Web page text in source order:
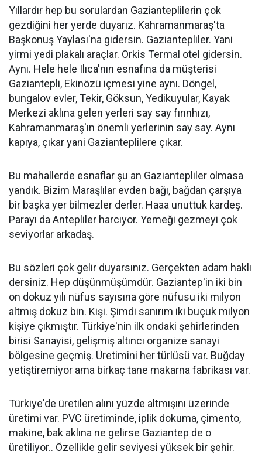
Yıllardır hep bu sorulardan Gazianteplilerin çok
gezdiğini her yerde duyarız. Kahramanmaraş'ta
Başkonuş Yaylası'na gidersin. Gaziantepliler. Yani
yirmi yedi plakalı araçlar. Orkis Termal otel gidersin.
Aynı. Hele hele Ilıca'nın esnafına da müşterisi
Gaziantepli, Ekinözü içmesi yine aynı. Döngel,
bungalov evler, Tekir, Göksun, Yedikuyular, Kayak
Merkezi aklına gelen yerleri say say fırınhızı,
Kahramanmaraş'ın önemli yerlerinin say say. Aynı
kapıya, çıkar yani Gazianteplilere çıkar.
Bu mahallerde esnaflar şu an Gaziantepliler olmasa
yandık. Bizim Maraşlılar evden bağı, bağdan çarşıya
bir başka yer bilmezler derler. Haaa unuttuk kardeş.
Parayı da Antepliler harcıyor. Yemeği gezmeyi çok
seviyorlar arkadaş.
Bu sözleri çok gelir duyarsınız. Gerçekten adam haklı
dersiniz. Hep düşünmüşümdür. Gaziantep'in iki bin
on dokuz yılı nüfus sayısına göre nüfusu iki milyon
altmış dokuz bin. Kişi. Şimdi sanırım iki buçuk milyon
kişiye çıkmıştır. Türkiye'nin ilk ondaki şehirlerinden
birisi Sanayisi, gelişmiş altıncı organize sanayi
bölgesine geçmiş. Üretimini her türlüsü var. Buğday
yetiştiremiyor ama birkaç tane makarna fabrikası var.
Türkiye'de üretilen alını yüzde altmışını üzerinde
üretimi var. PVC üretiminde, iplik dokuma, çimento,
makine, bak aklına ne gelirse Gaziantep de o
üretiliyor.. Özellikle gelir seviyesi yüksek bir şehir.